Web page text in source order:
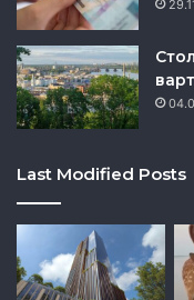
Last Modified Posts